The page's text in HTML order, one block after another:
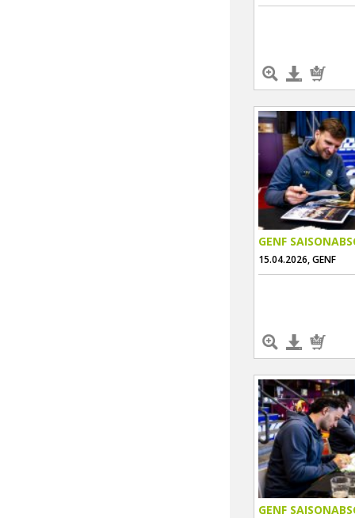
GENF
15.04.2026, GENF
GENF